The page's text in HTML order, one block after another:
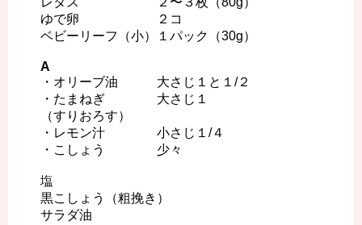
ゆで卵 ２コ
ベビーリーフ（小）１パック（30g）
A
・オリーブ油 大さじ１と１/２
・たまねぎ 大さじ１
（すりおろす）
・レモン汁 小さじ１/４
・こしょう 少々
塩
黒こしょう（粗挽き）
サラダ油